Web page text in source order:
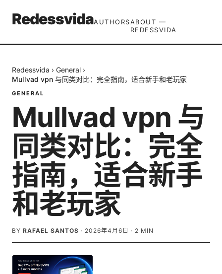
RedessvidaAUTHORSABOUT —
REDESSVIDA
Redessvida › General ›
Mullvad vpn 与同类对比：完全指南，适合新手和老玩家
GENERAL
Mullvad vpn 与
同类对比：完全
指南，适合新手
和老玩家
BY RAFAEL SANTOS · 2026年4月6日 · 2 MIN